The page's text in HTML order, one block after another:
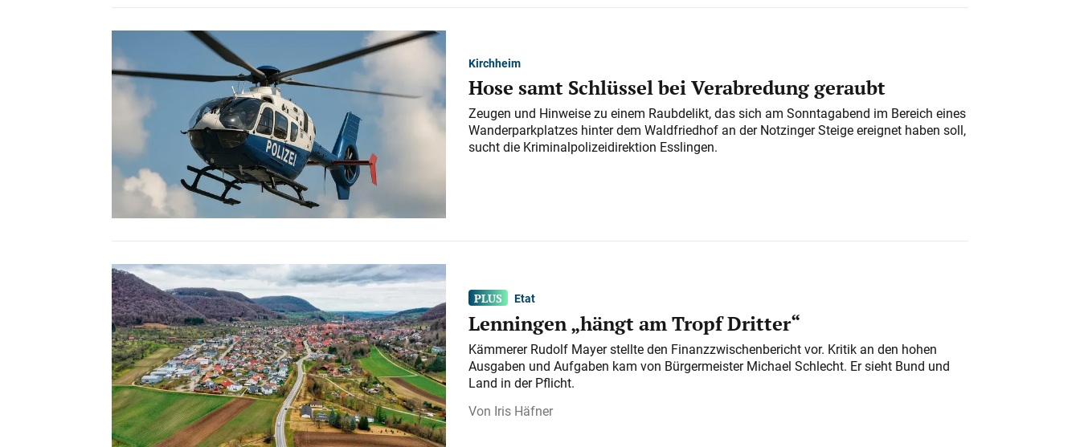
Kirchheim
Hose samt Schlüssel bei Verabredung geraubt
Zeugen und Hinweise zu einem Raubdelikt, das sich am Sonntagabend im Bereich eines
Wanderparkplatzes hinter dem Waldfriedhof an der Notzinger Steige ereignet haben soll,
sucht die Kriminalpolizeidirektion Esslingen.
Etat
Lenningen „hängt am Tropf Dritter“
Kämmerer Rudolf Mayer stellte den Finanzzwischenbericht vor. Kritik an den hohen
Ausgaben und Aufgaben kam von Bürgermeister Michael Schlecht. Er sieht Bund und
Land in der Pflicht.
Iris Häfner